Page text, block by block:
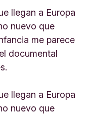
llegan a Europa
nuevo que
me parece
documental
llegan a Europa
nuevo que